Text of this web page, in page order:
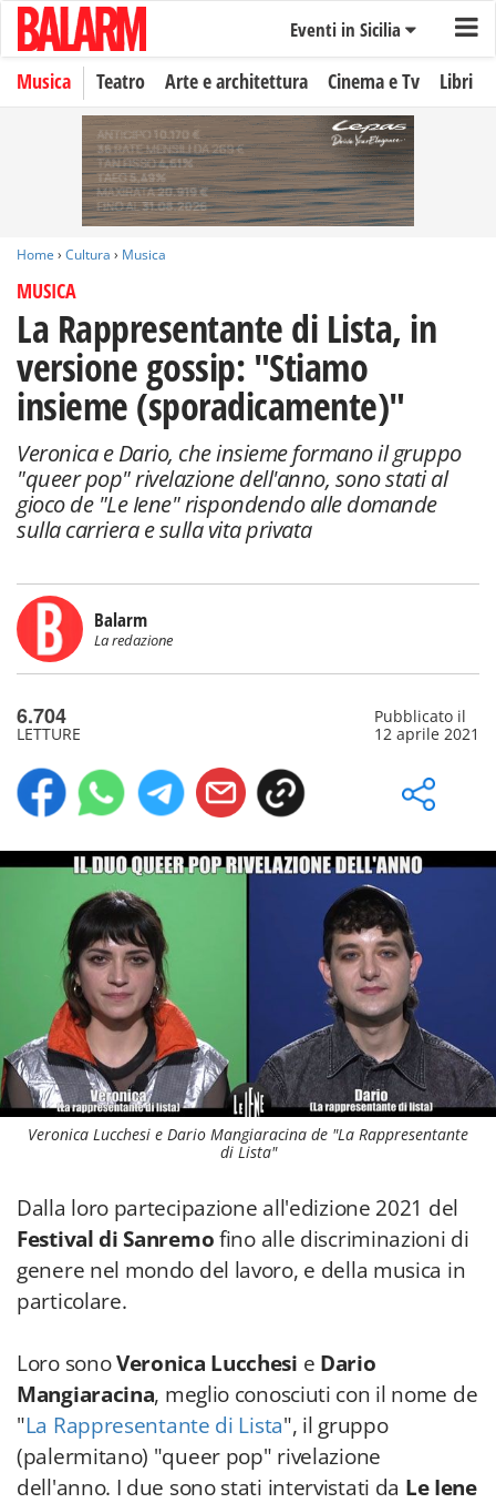
Eventi in Sicilia
Musica Teatro Arte e architettura Cinema e Tv Libri
Home › Cultura › Musica
MUSICA
La Rappresentante di Lista, in
versione gossip: "Stiamo
insieme (sporadicamente)"
Veronica e Dario, che insieme formano il gruppo
"queer pop" rivelazione dell'anno, sono stati al
gioco de "Le Iene" rispondendo alle domande
sulla carriera e sulla vita privata
Balarm
La redazione
6.704
LETTURE
Pubblicato il
12 aprile 2021
Veronica Lucchesi e Dario Mangiaracina de "La Rappresentante
di Lista"
Dalla loro partecipazione all'edizione 2021 del
Festival di Sanremofino alle discriminazioni di
genere nel mondo del lavoro, e della musica in
particolare.
Loro sonoVeronica Lucchesi e Dario
Mangiaracina, meglio conosciuti con il nome de
"La Rappresentante di Lista", il gruppo
(palermitano) "queer pop" rivelazione
dell'anno. I due sono stati intervistati da Le Iene